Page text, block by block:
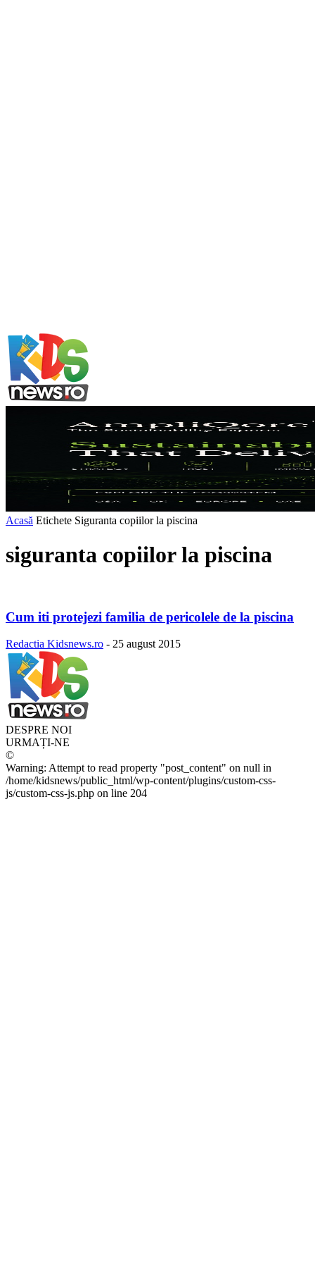
Acasă Etichete Siguranta copiilor la piscina
siguranta copiilor la piscina
Cum iti protejezi familia de pericolele de la piscina
Redactia Kidsnews.ro - 25 august 2015
DESPRE NOI
URMAȚI-NE
©
Warning: Attempt to read property "post_content" on null in
/home/kidsnews/public_html/wp-content/plugins/custom-css-
js/custom-css-js.php on line 204